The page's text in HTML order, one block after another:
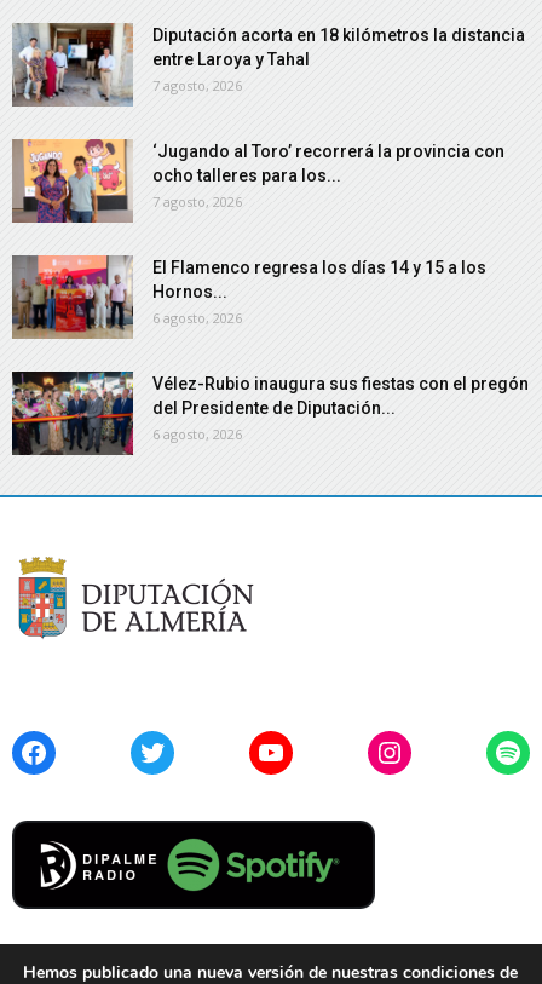
Diputación acorta en 18 kilómetros la distancia
entre Laroya y Tahal
7 agosto, 2026
‘Jugando al Toro’ recorrerá la provincia con
ocho talleres para los...
7 agosto, 2026
El Flamenco regresa los días 14 y 15 a los
Hornos...
6 agosto, 2026
Vélez-Rubio inaugura sus fiestas con el pregón
del Presidente de Diputación...
6 agosto, 2026
FacebookTwitter YouTubeInstagram
Hemos publicado una nueva versión de nuestras condiciones de